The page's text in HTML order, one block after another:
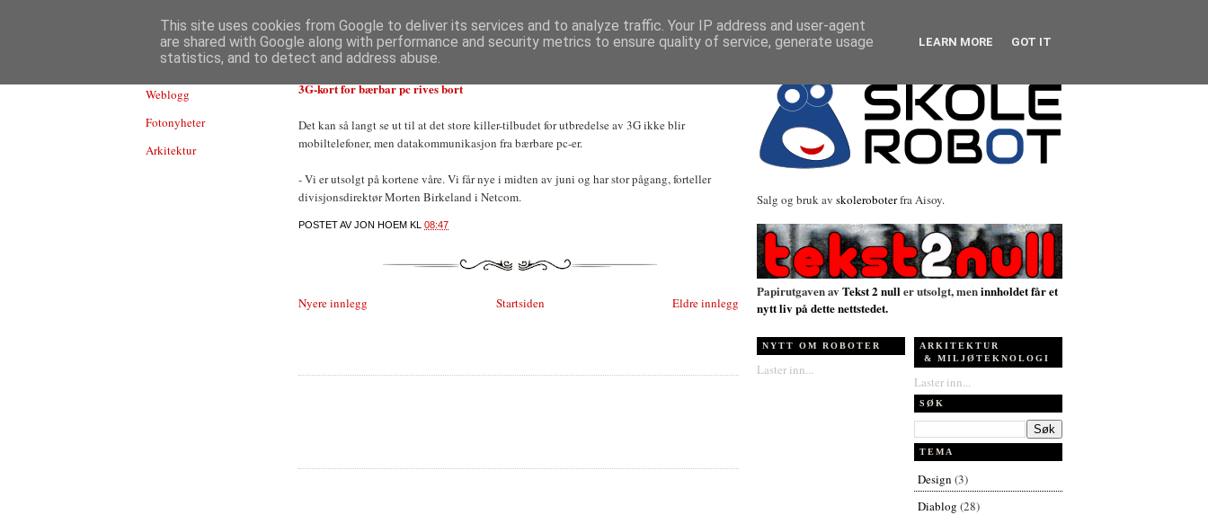
TEKNOLOGINYHETER
Weblogg
Fotonyheter
Arkitektur
3G-kort for bærbar pc rives bort
Det kan så langt se ut til at det store killer-tilbudet for utbredelse av 3G ikke blir
mobiltelefoner, men datakommunikasjon fra bærbare pc-er.
- Vi er utsolgt på kortene våre. Vi får nye i midten av juni og har stor pågang, forteller
divisjonsdirektør Morten Birkeland i Netcom.
POSTET AVJON HOEM KL 08:47
Nyere innlegg Eldre innlegg
Startsiden
Salg og bruk av skoleroboterfra Aisoy.
Papirutgaven av Tekst 2 null er utsolgt, meninnholdet får et
nytt liv på dette nettstedet.
NYTT OM ROBOTER
Laster inn...
ARKITEKTUR
& MILJØTEKNOLOGI
Laster inn...
SØK
TEMA
Design (3)
Diablog (28)
This site uses cookies from Google to deliver its services and to analyze traffic. Your IP address and user-agent
are shared with Google along with performance and security metrics to ensure quality of service, generate usage
statistics, and to detect and address abuse.
LEARN MORE GOT IT